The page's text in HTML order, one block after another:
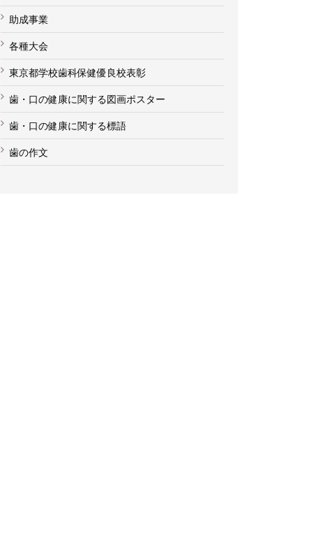
助成事業
各種大会
東京都学校歯科保健優良校表彰
歯・口の健康に関する図画ポスター
歯・口の健康に関する標語
歯の作文